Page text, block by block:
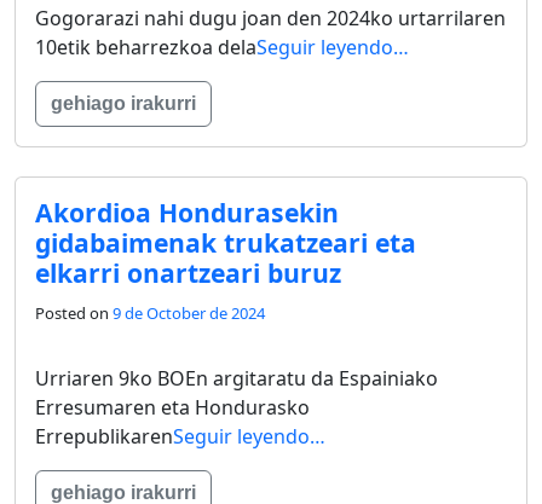
Gogorarazi nahi dugu joan den 2024ko urtarrilaren
10etik beharrezkoa delaSeguir leyendo…
gehiago irakurri
Akordioa Hondurasekin
gidabaimenak trukatzeari eta
elkarri onartzeari buruz
Posted on 9 de October de 2024
Urriaren 9ko BOEn argitaratu da Espainiako
Erresumaren eta Hondurasko
ErrepublikarenSeguir leyendo…
gehiago irakurri